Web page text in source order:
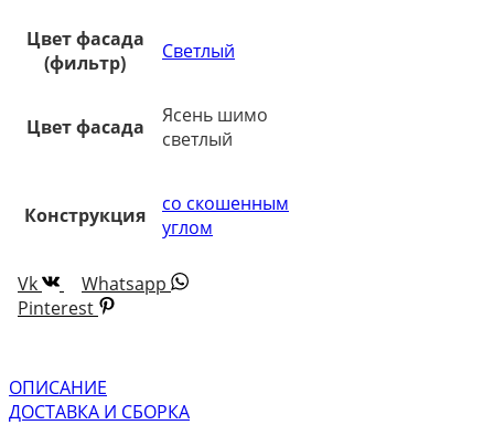
Цвет фасада
(фильтр)
Светлый
Цвет фасада
Ясень шимо
светлый
Конструкция
со скошенным
углом
Vk
Whatsapp
Pinterest
ОПИСАНИЕ
ДОСТАВКА И СБОРКА